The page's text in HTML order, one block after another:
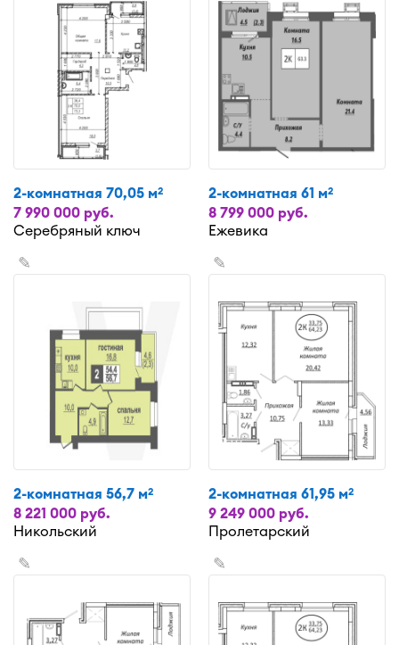
2-комнатная 70,05 м2
7 990 000 руб.
Серебряный ключ
2-комнатная 61 м2
8 799 000 руб.
Ежевика
✎
2-комнатная 56,7 м2
8 221 000 руб.
Никольский
✎
2-комнатная 61,95 м2
9 249 000 руб.
Пролетарский
✎ ✎